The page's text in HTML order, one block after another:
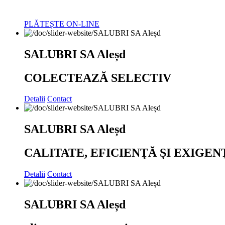
PLĂTEȘTE ON-LINE
SALUBRI SA Aleșd
COLECTEAZĂ SELECTIV
Detalii Contact
SALUBRI SA Aleșd
CALITATE, EFICIENŢĂ ŞI
Detalii Contact
SALUBRI SA Aleșd